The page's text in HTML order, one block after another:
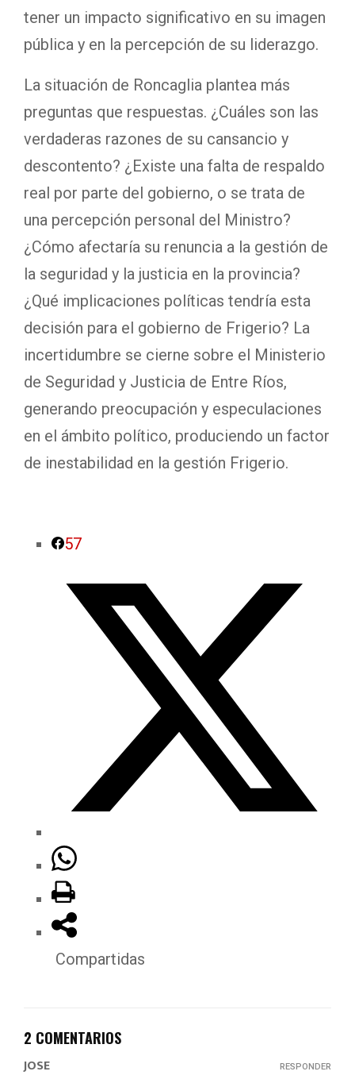
tener un impacto significativo en su imagen
pública y en la percepción de su liderazgo.
La situación de Roncaglia plantea más
preguntas que respuestas. ¿Cuáles son las
verdaderas razones de su cansancio y
descontento? ¿Existe una falta de respaldo
real por parte del gobierno, o se trata de
una percepción personal del Ministro?
¿Cómo afectaría su renuncia a la gestión de
la seguridad y la justicia en la provincia?
¿Qué implicaciones políticas tendría esta
decisión para el gobierno de Frigerio? La
incertidumbre se cierne sobre el Ministerio
de Seguridad y Justicia de Entre Ríos,
generando preocupación y especulaciones
en el ámbito político, produciendo un factor
de inestabilidad en la gestión Frigerio.
57
Compartidas
2 COMENTARIOS
JOSE RESPONDER